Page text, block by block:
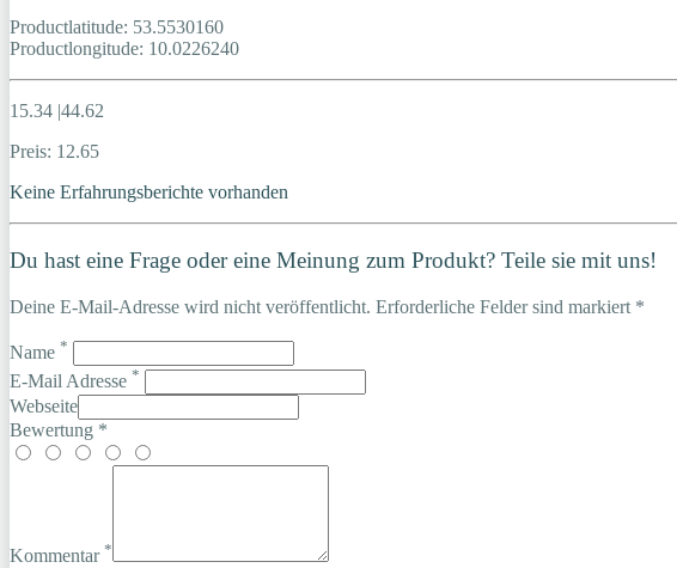
Productlatitude: 53.5530160
Productlongitude: 10.0226240
15.34 |44.62
Preis: 12.65
Keine Erfahrungsberichte vorhanden
Du hast eine Frage oder eine Meinung zum Produkt? Teile sie mit uns!
Deine E-Mail-Adresse wird nicht veröffentlicht. Erforderliche Felder sind markiert *
Name *
E-Mail Adresse *
Webseite
Bewertung *
Kommentar *